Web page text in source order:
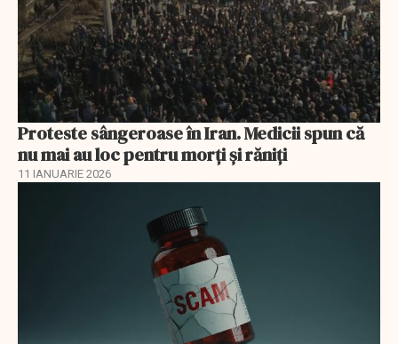
Proteste sângeroase în Iran. Medicii spun că
nu mai au loc pentru morți și răniți
11 IANUARIE 2026